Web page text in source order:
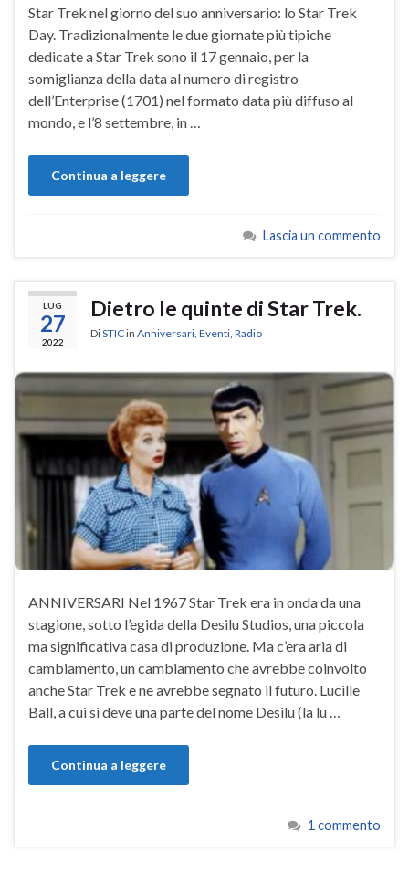
Star Trek nel giorno del suo anniversario: lo Star Trek
Day. Tradizionalmente le due giornate più tipiche
dedicate a Star Trek sono il 17 gennaio, per la
somiglianza della data al numero di registro
dell’Enterprise (1701) nel formato data più diffuso al
mondo, e l’8 settembre, in …
Continua a leggere
Lascia un commento
LUG
27
2022
Dietro le quinte di Star Trek.
DiSTICin Anniversari Eventi Radio
ANNIVERSARI Nel 1967 Star Trek era in onda da una
stagione, sotto l’egida della Desilu Studios, una piccola
ma significativa casa di produzione. Ma c’era aria di
cambiamento, un cambiamento che avrebbe coinvolto
anche Star Trek e ne avrebbe segnato il futuro. Lucille
Ball, a cui si deve una parte del nome Desilu (la lu …
Continua a leggere
1 commento